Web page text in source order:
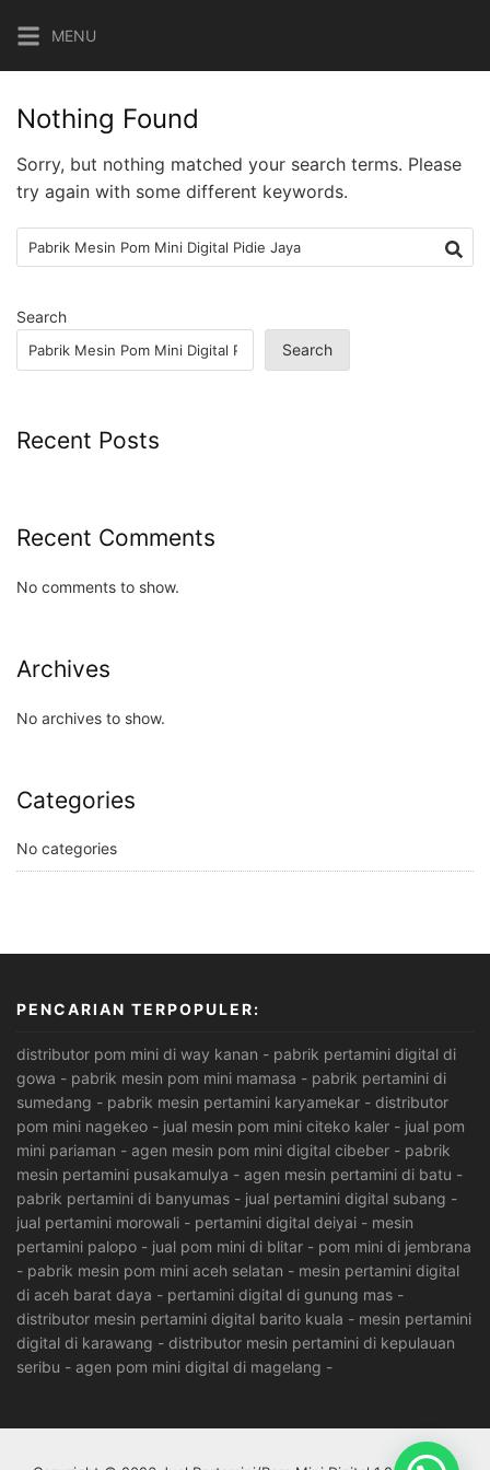
content
MENU
Nothing Found
Sorry, but nothing matched your search terms. Please
try again with some different keywords.
Search
for:
Search
Search
Recent Posts
Recent Comments
No comments to show.
Archives
No archives to show.
Categories
No categories
PENCARIAN TERPOPULER:
distributor pom mini di way kanan - pabrik pertamini digital di
gowa - pabrik mesin pom mini mamasa - pabrik pertamini di
sumedang - pabrik mesin pertamini karyamekar - distributor
pom mini nagekeo - jual mesin pom mini citeko kaler - jual pom
mini pariaman - agen mesin pom mini digital cibeber - pabrik
mesin pertamini pusakamulya - agen mesin pertamini di batu -
pabrik pertamini di banyumas - jual pertamini digital subang -
jual pertamini morowali - pertamini digital deiyai - mesin
pertamini palopo - jual pom mini di blitar - pom mini di jembrana
- pabrik mesin pom mini aceh selatan - mesin pertamini digital
di aceh barat daya - pertamini digital di gunung mas -
distributor mesin pertamini digital barito kuala - mesin pertamini
digital di karawang - distributor mesin pertamini di kepulauan
seribu - agen pom mini digital di magelang -